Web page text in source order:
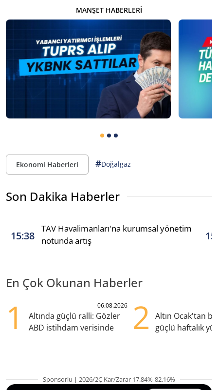
MANŞET HABERLERI
Ekonomi Haberleri #Doğalgaz
Son Dakika Haberler
15:38
TAV Havalimanları'na kurumsal yönetim
notunda artış
En Çok Okunan Haberler
1 06.08.2026
Altında güçlü ralli: Gözler
ABD istihdam verisinde
2
Altın Ocak'tan
güçlü haftalık
Sponsorlu | 2026/2Ç Kar/Zarar 17.84%-82.16%